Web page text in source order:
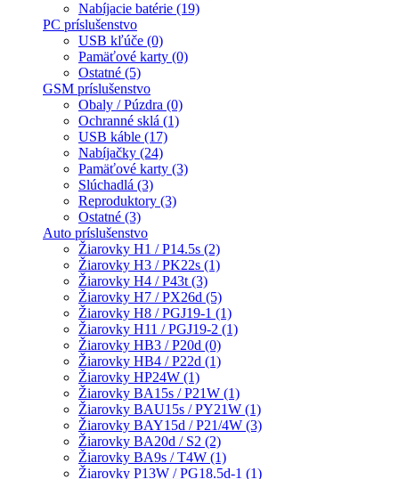
Nabíjacie batérie (19)
PC príslušenstvo
USB kľúče (0)
Pamäťové karty (0)
Ostatné (5)
GSM príslušenstvo
Obaly / Púzdra (0)
Ochranné sklá (1)
USB káble (17)
Nabíjačky (24)
Pamäťové karty (3)
Slúchadlá (3)
Reproduktory (3)
Ostatné (3)
Auto príslušenstvo
Žiarovky H1 / P14.5s (2)
Žiarovky H3 / PK22s (1)
Žiarovky H4 / P43t (3)
Žiarovky H7 / PX26d (5)
Žiarovky H8 / PGJ19-1 (1)
Žiarovky H11 / PGJ19-2 (1)
Žiarovky HB3 / P20d (0)
Žiarovky HB4 / P22d (1)
Žiarovky HP24W (1)
Žiarovky BA15s / P21W (1)
Žiarovky BAU15s / PY21W (1)
Žiarovky BAY15d / P21/4W (3)
Žiarovky BA20d / S2 (2)
Žiarovky BA9s / T4W (1)
Žiarovky P13W / PG18.5d-1 (1)